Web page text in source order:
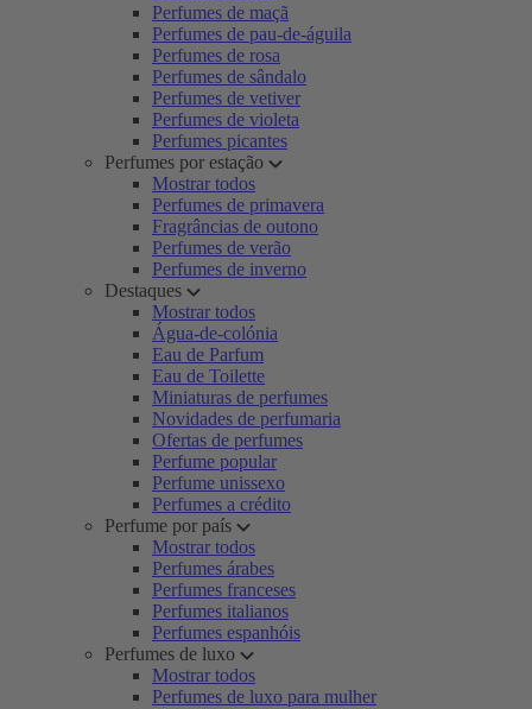
Perfumes de maçã
Perfumes de pau-de-águila
Perfumes de rosa
Perfumes de sândalo
Perfumes de vetiver
Perfumes de violeta
Perfumes picantes
Perfumes por estação
Mostrar todos
Perfumes de primavera
Fragrâncias de outono
Perfumes de verão
Perfumes de inverno
Destaques
Mostrar todos
Água-de-colónia
Eau de Parfum
Eau de Toilette
Miniaturas de perfumes
Novidades de perfumaria
Ofertas de perfumes
Perfume popular
Perfume unissexo
Perfumes a crédito
Perfume por país
Mostrar todos
Perfumes árabes
Perfumes franceses
Perfumes italianos
Perfumes espanhóis
Perfumes de luxo
Mostrar todos
Perfumes de luxo para mulher